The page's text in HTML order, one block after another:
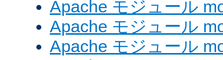
Apache モジュール
Apache モジュール
Apache モジュール